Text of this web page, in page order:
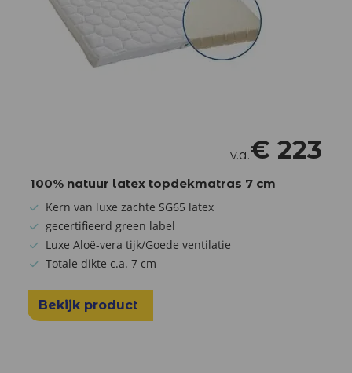
v.a.€ 223
100% natuur latex topdekmatras 7 cm
Kern van luxe zachte SG65 latex
gecertifieerd green label
Luxe Aloë-vera tijk/Goede ventilatie
Totale dikte c.a. 7 cm
Bekijk product